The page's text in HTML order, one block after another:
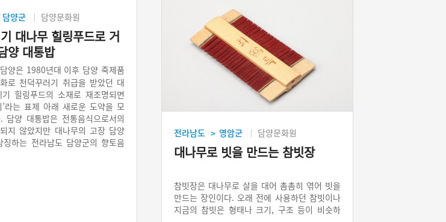
담양군 담양문화원
대나무 힐링푸드로 거
양 대통밥
양은 1980년대 이후 담양 죽제품
로 천덕꾸러기 취급을 받았던 대
힐링푸드의 소재로 재조명되면
’라는 표제 아래 새로운 도약을 모
담양 대통밥은 전통음식으로서의
지 않았지만 대나무의 고장 담양
징하는 전라남도 담양군의 향토음
전라남도 > 영암군 담양문화원
대나무로 빗을 만드는 참빗장
참빗장은 대나무로 살을 대어 촘촘히 엮어 빗을
만드는 장인이다. 오래 전에 사용하던 참빗이나
지금의 참빗은 형태나 크기, 구조 등이 비슷하